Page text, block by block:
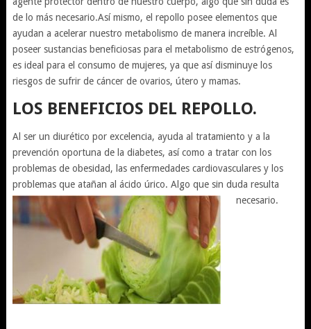
de lo más necesario.Así mismo, el repollo posee elementos que
ayudan a acelerar nuestro metabolismo de manera increíble. Al
poseer sustancias beneficiosas para el metabolismo de estrógenos,
es ideal para el consumo de mujeres, ya que así disminuye los
riesgos de sufrir de cáncer de ovarios, útero y mamas.
LOS BENEFICIOS DEL REPOLLO.
Al ser un diurético por excelencia, ayuda al tratamiento y a la
prevención oportuna de la diabetes, así como a tratar con los
problemas de obesidad, las enfermedades cardiovasculares y los
problemas que atañan al ácido úrico. Algo que sin duda resulta
necesario.